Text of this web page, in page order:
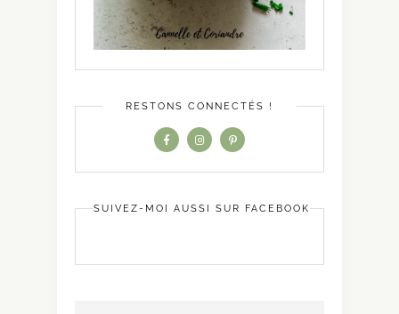
RESTONS CONNECTÉS !
SUIVEZ-MOI AUSSI SUR FACEBOOK